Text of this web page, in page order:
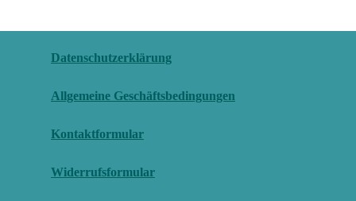
Datenschutzerklärung
Allgemeine Geschäftsbedingungen
Kontaktformular
Widerrufsformular